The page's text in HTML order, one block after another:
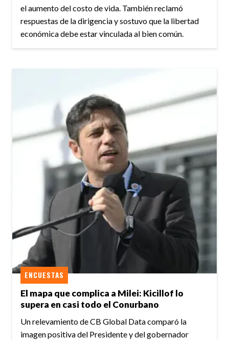
el aumento del costo de vida. También reclamó
respuestas de la dirigencia y sostuvo que la libertad
económica debe estar vinculada al bien común.
El mapa que complica a Milei: Kicillof lo
supera en casi todo el Conurbano
ENCUESTAS
Un relevamiento de CB Global Data comparó la
imagen positiva del Presidente y del gobernador